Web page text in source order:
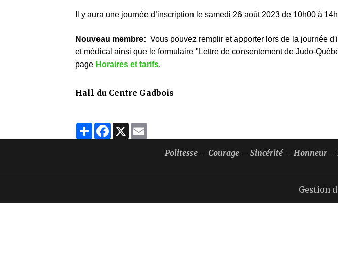
Il y aura une journée d’inscription lesamedi 26 août 2023 de 10h00 à
Nouveau membre: Vous pouvez remplir et apporter lors de la journée
et médical ainsi que le formulaire "Lettre de consentement de Judo-
page Horaires et tarifs.
Hall du Centre Gadbois
PartagerFacebook
X
Politesse – Courage – Sincérité – Honneur
Gestion